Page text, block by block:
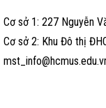
Cơ sở 1: 227 Nguyễn
Cơ sở 2: Khu Đô thị